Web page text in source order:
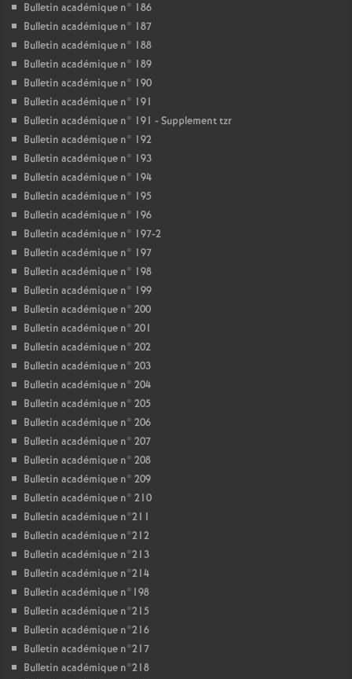
Bulletin académique n° 186
Bulletin académique n° 187
Bulletin académique n° 188
Bulletin académique n° 189
Bulletin académique n° 190
Bulletin académique n° 191
Bulletin académique n° 191 - Supplement tzr
Bulletin académique n° 192
Bulletin académique n° 193
Bulletin académique n° 194
Bulletin académique n° 195
Bulletin académique n° 196
Bulletin académique n° 197-2
Bulletin académique n° 197
Bulletin académique n° 198
Bulletin académique n° 199
Bulletin académique n° 200
Bulletin académique n° 201
Bulletin académique n° 202
Bulletin académique n° 203
Bulletin académique n° 204
Bulletin académique n° 205
Bulletin académique n° 206
Bulletin académique n° 207
Bulletin académique n° 208
Bulletin académique n° 209
Bulletin académique n° 210
Bulletin académique n°211
Bulletin académique n°212
Bulletin académique n°213
Bulletin académique n°214
Bulletin académique n°198
Bulletin académique n°215
Bulletin académique n°216
Bulletin académique n°217
Bulletin académique n°218